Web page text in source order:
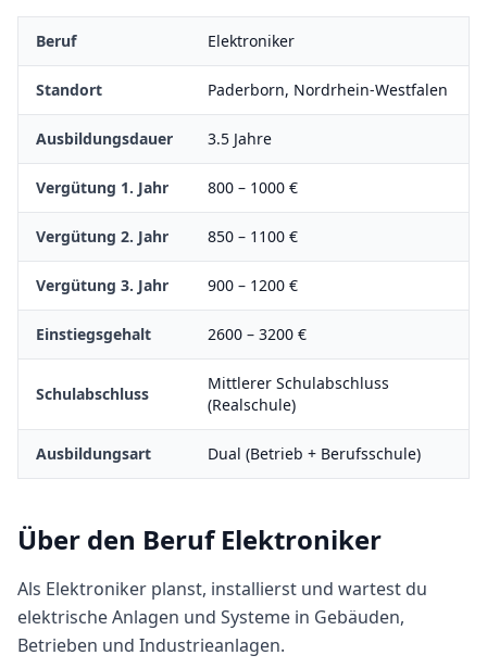
Beruf Elektroniker
Standort Paderborn, Nordrhein-Westfalen
Ausbildungsdauer 3.5 Jahre
Vergütung 1. Jahr 800 – 1000 €
Vergütung 2. Jahr 850 – 1100 €
Vergütung 3. Jahr 900 – 1200 €
Einstiegsgehalt 2600 – 3200 €
Schulabschluss
Mittlerer Schulabschluss
(Realschule)
Ausbildungsart Dual (Betrieb + Berufsschule)
Über den BerufElektroniker
Als Elektroniker planst, installierst und wartest du
elektrische Anlagen und Systeme in Gebäuden,
Betrieben und Industrieanlagen.